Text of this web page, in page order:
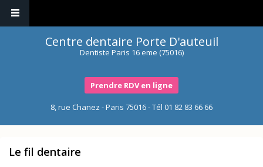
Centre dentaire Porte D'auteuil
Dentiste Paris 16 eme (75016)
Prendre RDV en ligne
8, rue Chanez - Paris 75016 - Tél 01 82 83 66 66
Le fil dentaire